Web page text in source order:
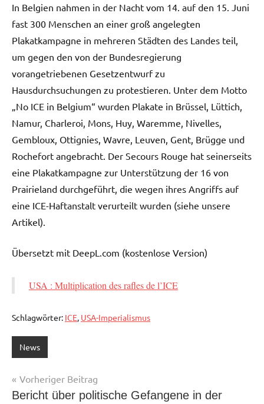
In Belgien nahmen in der Nacht vom 14. auf den 15. Juni
fast 300 Menschen an einer groß angelegten
Plakatkampagne in mehreren Städten des Landes teil,
um gegen den von der Bundesregierung
vorangetriebenen Gesetzentwurf zu
Hausdurchsuchungen zu protestieren. Unter dem Motto
„No ICE in Belgium“ wurden Plakate in Brüssel, Lüttich,
Namur, Charleroi, Mons, Huy, Waremme, Nivelles,
Gembloux, Ottignies, Wavre, Leuven, Gent, Brügge und
Rochefort angebracht. Der Secours Rouge hat seinerseits
eine Plakatkampagne zur Unterstützung der 16 von
Prairieland durchgeführt, die wegen ihres Angriffs auf
eine ICE-Haftanstalt verurteilt wurden (siehe unsere
Artikel).
Übersetzt mit DeepL.com (kostenlose Version)
USA : Multiplication des rafles de l’ICE
Schlagwörter: ICE, USA-Imperialismus
News
Beitragsnavigation
Vorheriger Beitrag
Bericht über politische Gefangene in der